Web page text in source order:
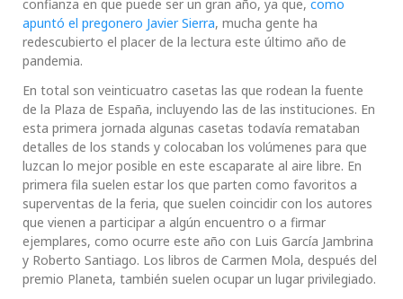
confianza en que puede ser un gran año, ya que, como
apuntó el pregonero Javier Sierra, mucha gente ha
redescubierto el placer de la lectura este último año de
pandemia.
En total son veinticuatro casetas las que rodean la fuente
de la Plaza de España, incluyendo las de las instituciones. En
esta primera jornada algunas casetas todavía remataban
detalles de los stands y colocaban los volúmenes para que
luzcan lo mejor posible en este escaparate al aire libre. En
primera fila suelen estar los que parten como favoritos a
superventas de la feria, que suelen coincidir con los autores
que vienen a participar a algún encuentro o a firmar
ejemplares, como ocurre este año con Luis García Jambrina
y Roberto Santiago. Los libros de Carmen Mola, después del
premio Planeta, también suelen ocupar un lugar privilegiado.